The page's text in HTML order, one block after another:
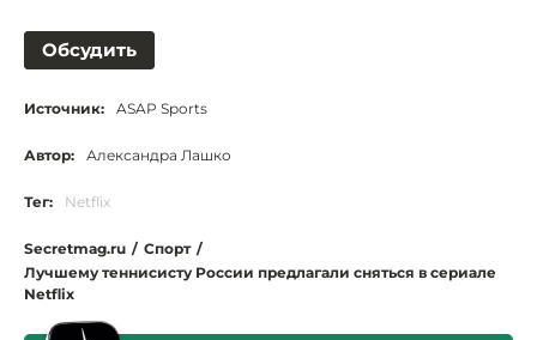
Обсудить
Источник: ASAP Sports
Автор: Александра Лашко
Тег: Netflix
Secretmag.ru / Спорт /
Лучшему теннисисту России предлагали сняться в сериале
Netflix